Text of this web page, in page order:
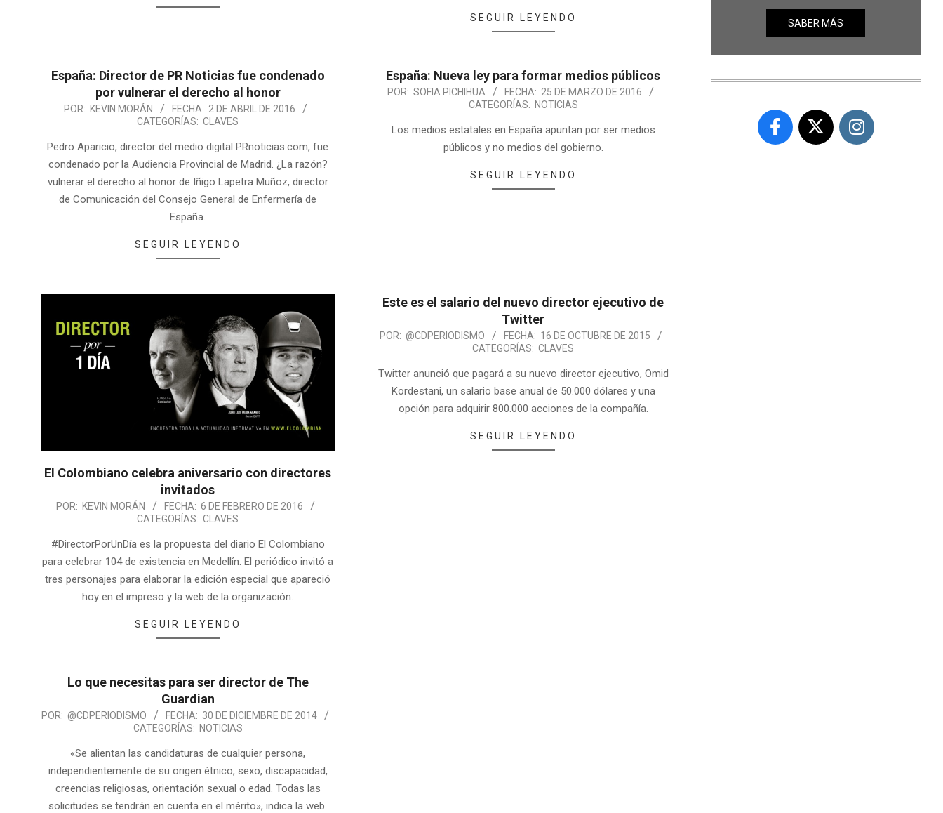
SEGUIR LEYENDO
España: Director de PR Noticias fue condenado
por vulnerar el derecho al honor
POR: KEVIN MORÁN FECHA: 2 DE ABRIL DE 2016
CATEGORÍAS: CLAVES
Pedro Aparicio, director del medio digital PRnoticias.com, fue
condenado por la Audiencia Provincial de Madrid. ¿La razón?
vulnerar el derecho al honor de Iñigo Lapetra Muñoz, director
de Comunicación del Consejo General de Enfermería de
España.
SEGUIR LEYENDO
España: Nueva ley para formar medios públicos
POR: SOFIA PICHIHUA FECHA: 25 DE MARZO DE 2016
CATEGORÍAS: NOTICIAS
Los medios estatales en España apuntan por ser medios
públicos y no medios del gobierno.
SEGUIR LEYENDO
El Colombiano celebra aniversario con directores
invitados
POR: KEVIN MORÁN FECHA: 6 DE FEBRERO DE 2016
CATEGORÍAS: CLAVES
#DirectorPorUnDía es la propuesta del diario El Colombiano
para celebrar 104 de existencia en Medellín. El periódico invitó a
tres personajes para elaborar la edición especial que apareció
hoy en el impreso y la web de la organización.
SEGUIR LEYENDO
Este es el salario del nuevo director ejecutivo de
Twitter
POR: @CDPERIODISMO FECHA: 16 DE OCTUBRE DE 2015
CATEGORÍAS: CLAVES
Twitter anunció que pagará a su nuevo director ejecutivo, Omid
Kordestani, un salario base anual de 50.000 dólares y una
opción para adquirir 800.000 acciones de la compañía.
SEGUIR LEYENDO
Lo que necesitas para ser director de The
Guardian
POR: @CDPERIODISMO FECHA: 30 DE DICIEMBRE DE 2014
CATEGORÍAS: NOTICIAS
«Se alientan las candidaturas de cualquier persona,
independientemente de su origen étnico, sexo, discapacidad,
creencias religiosas, orientación sexual o edad. Todas las
solicitudes se tendrán en cuenta en el mérito», indica la web.
SABER MÁS